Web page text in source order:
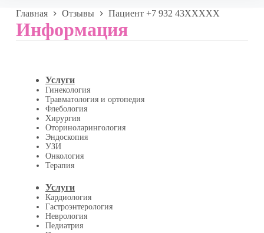
Главная Отзывы Пациент +7 932 43XXXXX
Информация
Услуги
Гинекология
Травматология и ортопедия
Флебология
Хирургия
Оториноларингология
Эндоскопия
УЗИ
Онкология
Терапия
Услуги
Кардиология
Гастроэнтерология
Неврология
Педиатрия